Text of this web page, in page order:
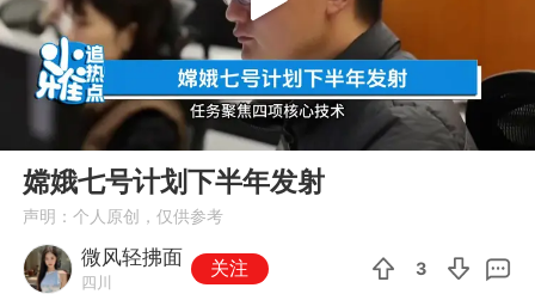
00:00 02:17
Play
嫦娥七号计划下半年发射
声明：个人原创，仅供参考
微风轻拂面
四川
关注 3